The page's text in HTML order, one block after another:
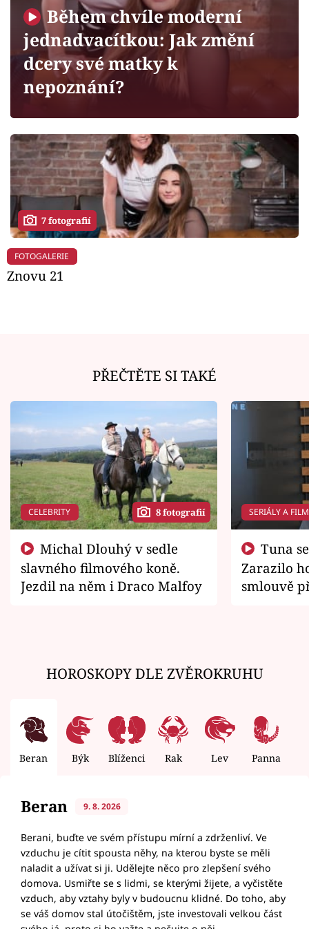
Sledujte prima+
Filmový festival Karlovy Vary
Mámy sobě
Přihlášení
Sledujte nás
Během chvíle moderní
jednadvacítkou: Jak změní
dcery své matky k
nepoznání?
7 fotografií
FOTOGALERIE
Znovu 21
PŘEČTĚTE SI TAKÉ
CELEBRITY 8 fotografií
slavného filmového koně.
Jezdil na něm i Draco Malfoy
SERIÁLY A
Zarazilo
smlouvě
HOROSKOPY DLE ZVĚROKRUHU
Beran Býk Blíženci Rak Lev Panna
Beran 9. 8. 2026
Berani, buďte ve svém přístupu mírní a zdrženliví. Ve
vzduchu je cítit spousta něhy, na kterou byste se měli
naladit a užívat si ji. Udělejte něco pro zlepšení svého
domova. Usmiřte se s lidmi, se kterými žijete, a vyčistěte
vzduch, aby vztahy byly v budoucnu klidné. Do toho, aby
se váš domov stal útočištěm, jste investovali velkou část